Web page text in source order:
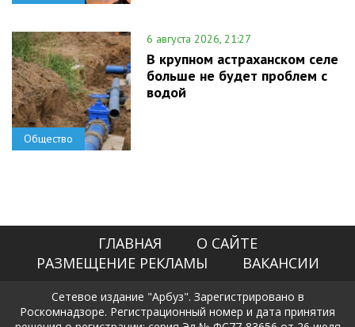
Общество
6 августа 2026, 21:27
В крупном астраханском селе
больше не будет проблем с
водой
ГЛАВНАЯ
О САЙТЕ
РАЗМЕЩЕНИЕ РЕКЛАМЫ
ВАКАНСИИ
Сетевое издание "Арбуз". Зарегистрировано в
Роскомнадзоре. Регистрационный номер и дата принятия